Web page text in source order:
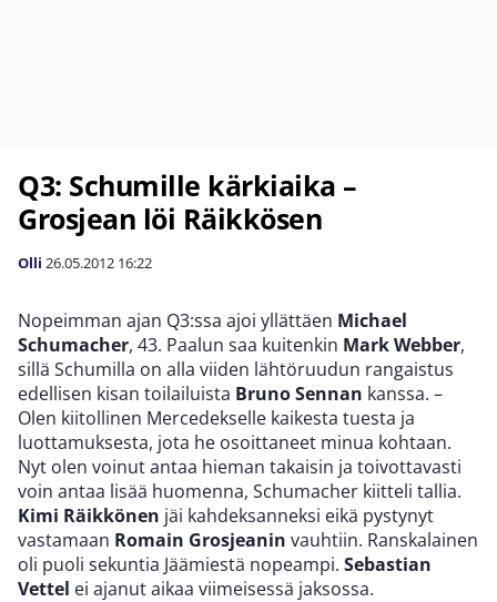
Q3: Schumille kärkiaika –
Grosjean löi Räikkösen
Olli 26.05.2012 16:22
Nopeimman ajan Q3:ssa ajoi yllättäen Michael
Schumacher, 43. Paalun saa kuitenkin Mark Webber,
sillä Schumilla on alla viiden lähtöruudun rangaistus
edellisen kisan toilailuista Bruno Sennan kanssa. –
Olen kiitollinen Mercedekselle kaikesta tuesta ja
luottamuksesta, jota he osoittaneet minua kohtaan.
Nyt olen voinut antaa hieman takaisin ja toivottavasti
voin antaa lisää huomenna, Schumacher kiitteli tallia.
Kimi Räikkönen jäi kahdeksanneksi eikä pystynyt
vastamaan Romain Grosjeanin vauhtiin. Ranskalainen
oli puoli sekuntia Jäämiestä nopeampi. Sebastian
Vettel ei ajanut aikaa viimeisessä jaksossa.